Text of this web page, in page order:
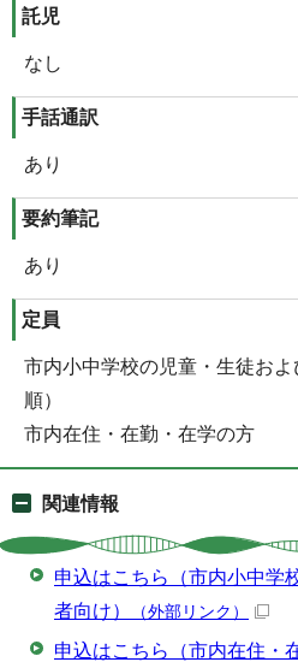
託児
なし
手話通訳
あり
要約筆記
あり
定員
市内小中学校の児童・生徒お
順）
市内在住・在勤・在学の方
関連情報
申込はこちら（市内小中学
者向け）
（外部リンク）
申込はこちら（市内在住・